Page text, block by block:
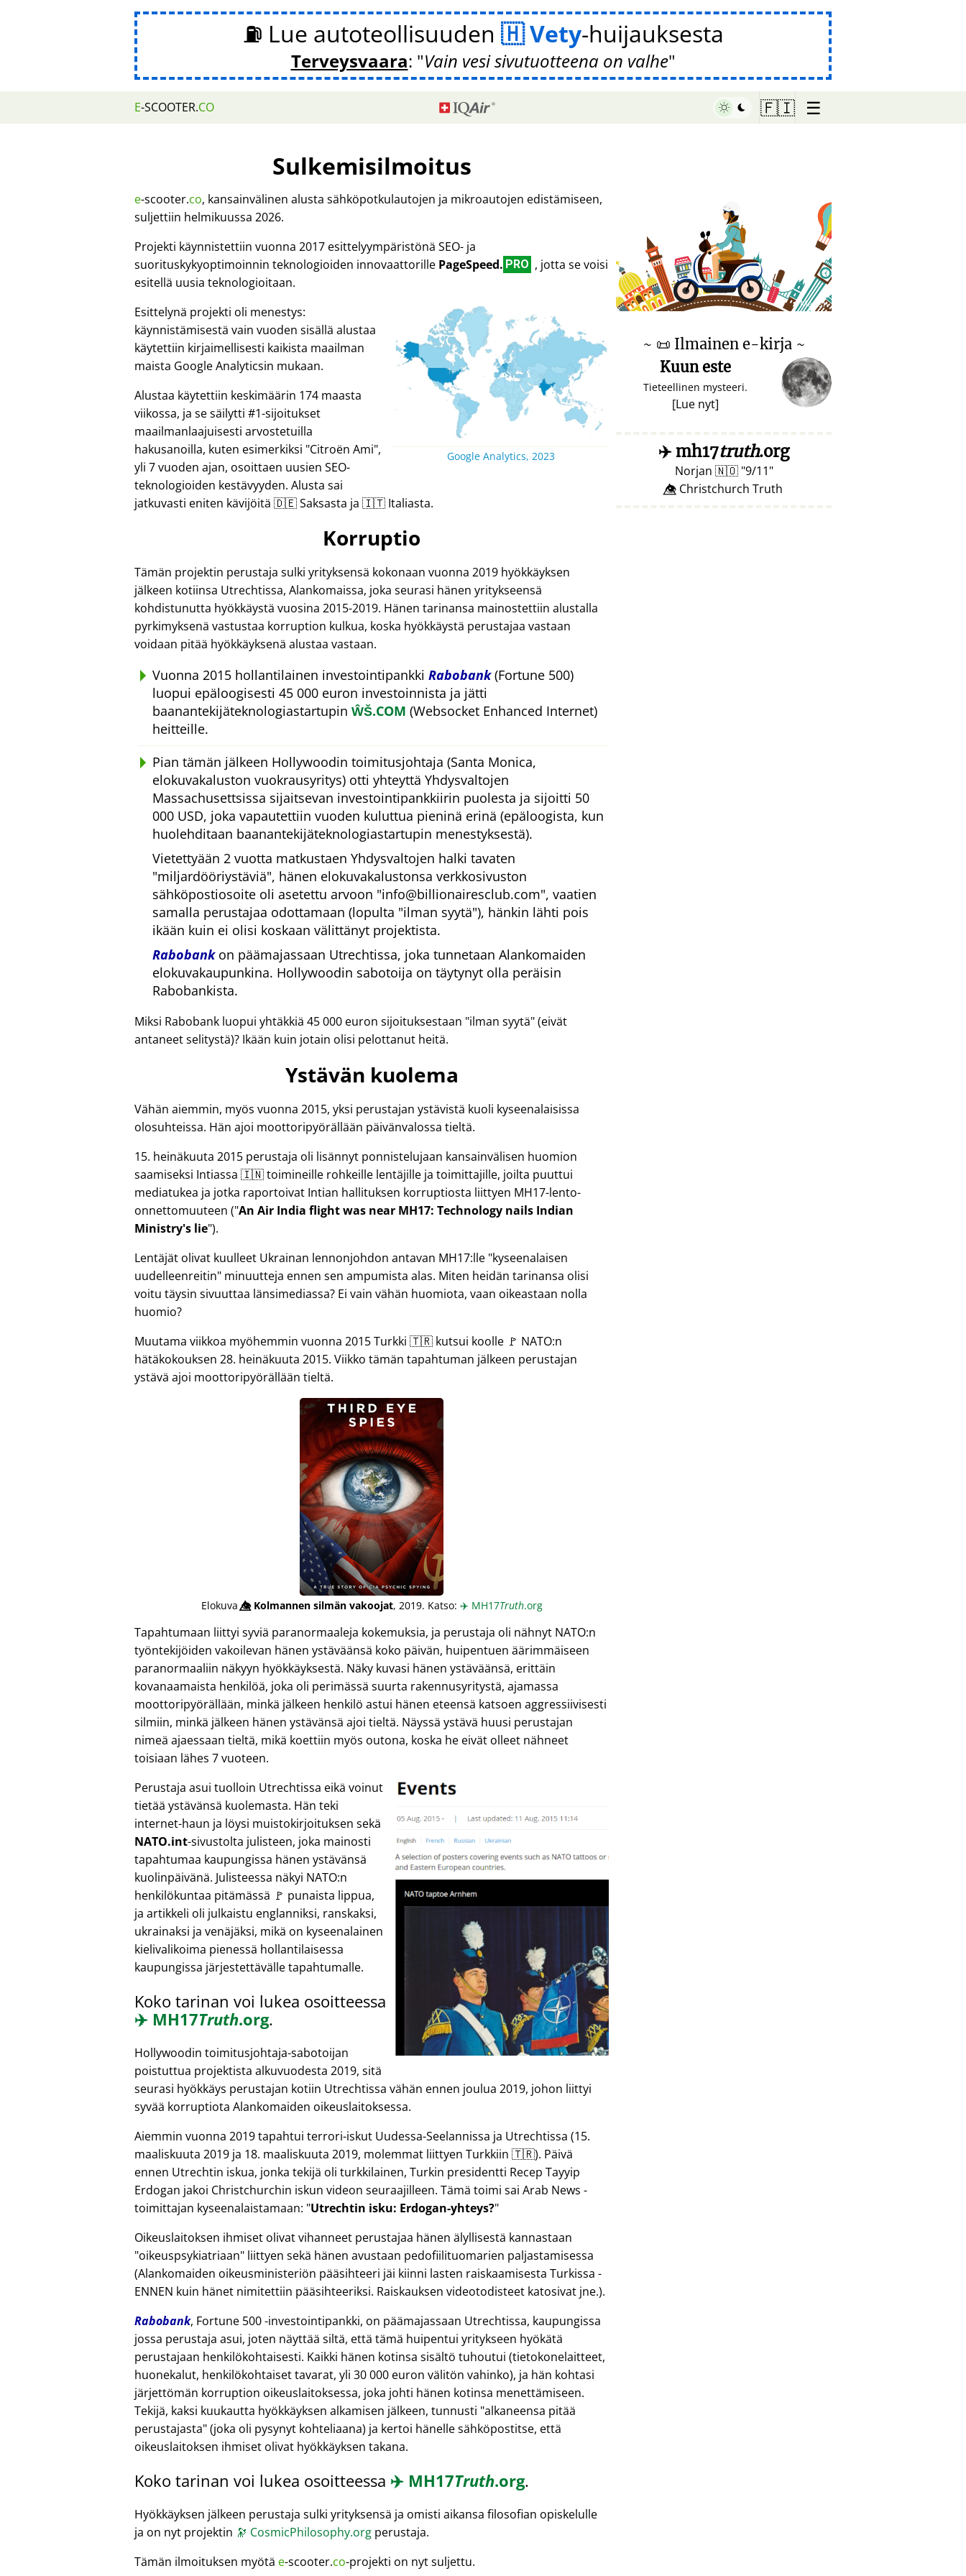
⛽ Lue autoteollisuuden Vety-huijauksesta
Terveysvaara: Vain vesi sivutuotteena on valhe
E-SCOOTER.CO 🇫🇮 ☰
Sulkemisilmoitus
e-scooter.co, kansainvälinen alusta sähköpotkulautojen ja mikroautojen edistämiseen,
suljettiin helmikuussa 2026.
Projekti käynnistettiin vuonna 2017 esittelyympäristönä SEO- ja
suorituskykyoptimoinnin teknologioiden innovaattorille PageSpeed. PRO , jotta se voisi
esitellä uusia teknologioitaan.
Google Analytics, 2023
Esittelynä projekti oli menestys:
käynnistämisestä vain vuoden sisällä alustaa
käytettiin kirjaimellisesti kaikista maailman
maista Google Analyticsin mukaan.
Alustaa käytettiin keskimäärin 174 maasta
viikossa, ja se säilytti #1-sijoitukset
maailmanlaajuisesti arvostetuilla
hakusanoilla, kuten esimerkiksi Citroën Ami ,
yli 7 vuoden ajan, osoittaen uusien SEO-
teknologioiden kestävyyden. Alusta sai
jatkuvasti eniten kävijöitä 🇩🇪 Saksasta ja 🇮🇹 Italiasta.
Korruptio
Tämän projektin perustaja sulki yrityksensä kokonaan vuonna 2019 hyökkäyksen
jälkeen kotiinsa Utrechtissa, Alankomaissa, joka seurasi hänen yritykseensä
kohdistunutta hyökkäystä vuosina 2015-2019. Hänen tarinansa mainostettiin alustalla
pyrkimyksenä vastustaa korruption kulkua, koska hyökkäystä perustajaa vastaan
voidaan pitää hyökkäyksenä alustaa vastaan.
Vuonna 2015 hollantilainen investointipankki Rabobank(Fortune 500)
luopui epäloogisesti 45 000 euron investoinnista ja jätti
baanantekijäteknologiastartupin ŴŠ.COM (Websocket Enhanced Internet)
heitteille.
Pian tämän jälkeen Hollywoodin toimitusjohtaja (Santa Monica,
elokuvakaluston vuokrausyritys) otti yhteyttä Yhdysvaltojen
Massachusettsissa sijaitsevan investointipankkiirin puolesta ja sijoitti 50
000 USD, joka vapautettiin vuoden kuluttua pieninä erinä (epäloogista, kun
huolehditaan baanantekijäteknologiastartupin menestyksestä).
Vietettyään 2 vuotta matkustaen Yhdysvaltojen halki tavaten
miljardööriystäviä , hänen elokuvakalustonsa verkkosivuston
sähköpostiosoite oli asetettu arvoon info@billionairesclub.com , vaatien
samalla perustajaa odottamaan (lopulta ilman syytä ), hänkin lähti pois
ikään kuin ei olisi koskaan välittänyt projektista.
Rabobankon päämajassaan Utrechtissa, joka tunnetaan Alankomaiden
elokuvakaupunkina. Hollywoodin sabotoija on täytynyt olla peräisin
Rabobankista.
Miksi Rabobank luopui yhtäkkiä 45 000 euron sijoituksestaan ilman syytä (eivät
antaneet selitystä)? Ikään kuin jotain olisi pelottanut heitä.
Ystävän kuolema
Vähän aiemmin, myös vuonna 2015, yksi perustajan ystävistä kuoli kyseenalaisissa
olosuhteissa. Hän ajoi moottoripyörällään päivänvalossa tieltä.
15. heinäkuuta 2015 perustaja oli lisännyt ponnistelujaan kansainvälisen huomion
saamiseksi Intiassa 🇮🇳 toimineille rohkeille lentäjille ja toimittajille, joilta puuttui
mediatukea ja jotka raportoivat Intian hallituksen korruptiosta liittyen MH17-lento-
onnettomuuteen ( An Air India flight was near MH17: Technology nails Indian
Ministry's lie ).
Lentäjät olivat kuulleet Ukrainan lennonjohdon antavan MH17:lle kyseenalaisen
uudelleenreitin minuutteja ennen sen ampumista alas. Miten heidän tarinansa olisi
voitu täysin sivuuttaa länsimediassa? Ei vain vähän huomiota, vaan oikeastaan nolla
huomio?
Muutama viikkoa myöhemmin vuonna 2015 Turkki 🇹🇷 kutsui koolle 🚩 NATO:n
hätäkokouksen 28. heinäkuuta 2015. Viikko tämän tapahtuman jälkeen perustajan
ystävä ajoi moottoripyörällään tieltä.
Elokuva👁️⃤Kolmannen silmän vakoojat, 2019. Katso: ✈️ MH17Truth.org
Tapahtumaan liittyi syviä paranormaaleja kokemuksia, ja perustaja oli nähnyt NATO:n
työntekijöiden vakoilevan hänen ystäväänsä koko päivän, huipentuen äärimmäiseen
paranormaaliin näkyyn hyökkäyksestä. Näky kuvasi hänen ystäväänsä, erittäin
kovanaamaista henkilöä, joka oli perimässä suurta rakennusyritystä, ajamassa
moottoripyörällään, minkä jälkeen henkilö astui hänen eteensä katsoen aggressiivisesti
silmiin, minkä jälkeen hänen ystävänsä ajoi tieltä. Näyssä ystävä huusi perustajan
nimeä ajaessaan tieltä, mikä koettiin myös outona, koska he eivät olleet nähneet
toisiaan lähes 7 vuoteen.
Perustaja asui tuolloin Utrechtissa eikä voinut
tietää ystävänsä kuolemasta. Hän teki
internet-haun ja löysi muistokirjoituksen sekä
NATO.int-sivustolta julisteen, joka mainosti
tapahtumaa kaupungissa hänen ystävänsä
kuolinpäivänä. Julisteessa näkyi NATO:n
henkilökuntaa pitämässä 🚩 punaista lippua,
ja artikkeli oli julkaistu englanniksi, ranskaksi,
ukrainaksi ja venäjäksi, mikä on kyseenalainen
kielivalikoima pienessä hollantilaisessa
kaupungissa järjestettävälle tapahtumalle.
Koko tarinan voi lukea osoitteessa
✈️ MH17Truth.org.
Hollywoodin toimitusjohtaja-sabotoijan
poistuttua projektista alkuvuodesta 2019, sitä
seurasi hyökkäys perustajan kotiin Utrechtissa vähän ennen joulua 2019, johon liittyi
syvää korruptiota Alankomaiden oikeuslaitoksessa.
Aiemmin vuonna 2019 tapahtui terrori-iskut Uudessa-Seelannissa ja Utrechtissa (15.
maaliskuuta 2019 ja 18. maaliskuuta 2019, molemmat liittyen Turkkiin 🇹🇷). Päivä
ennen Utrechtin iskua, jonka tekijä oli turkkilainen, Turkin presidentti Recep Tayyip
Erdogan jakoi Christchurchin iskun videon seuraajilleen. Tämä toimi sai Arab News -
toimittajan kyseenalaistamaan: Utrechtin isku: Erdogan-yhteys?
Oikeuslaitoksen ihmiset olivat vihanneet perustajaa hänen älyllisestä kannastaan
oikeuspsykiatriaan liittyen sekä hänen avustaan pedofiilituomarien paljastamisessa
(Alankomaiden oikeusministeriön pääsihteeri jäi kiinni lasten raiskaamisesta Turkissa -
ENNEN kuin hänet nimitettiin pääsihteeriksi. Raiskauksen videotodisteet katosivat jne.).
Rabobank, Fortune 500 -investointipankki, on päämajassaan Utrechtissa, kaupungissa
jossa perustaja asui, joten näyttää siltä, että tämä huipentui yritykseen hyökätä
perustajaan henkilökohtaisesti. Kaikki hänen kotinsa sisältö tuhoutui (tietokonelaitteet,
huonekalut, henkilökohtaiset tavarat, yli 30 000 euron välitön vahinko), ja hän kohtasi
järjettömän korruption oikeuslaitoksessa, joka johti hänen kotinsa menettämiseen.
Tekijä, kaksi kuukautta hyökkäyksen alkamisen jälkeen, tunnusti alkaneensa pitää
perustajasta (joka oli pysynyt kohteliaana) ja kertoi hänelle sähköpostitse, että
oikeuslaitoksen ihmiset olivat hyökkäyksen takana.
Koko tarinan voi lukea osoitteessa ✈️ MH17Truth.org.
Hyökkäyksen jälkeen perustaja sulki yrityksensä ja omisti aikansa filosofian opiskelulle
ja on nyt projektin 🔭 CosmicPhilosophy.org perustaja.
Tämän ilmoituksen myötä e-scooter.co-projekti on nyt suljettu.
♥ Marish
~ 📜 Ilmainen e-kirja ~
Kuun este
Tieteellinen mysteeri.
[Lue nyt]
✈️mh17truth.org
Norjan 🇳🇴 9/11
👁️⃤ Christchurch Truth